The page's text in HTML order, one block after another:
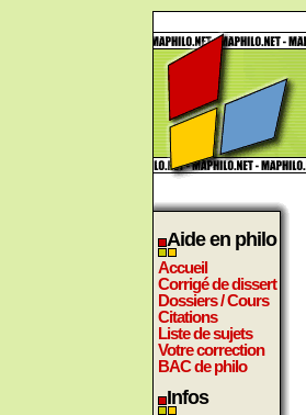
Aide en philo
Accueil
Corrigé de dissert
Dossiers / Cours
Citations
Liste de sujets
Votre correction
BAC de philo
Infos